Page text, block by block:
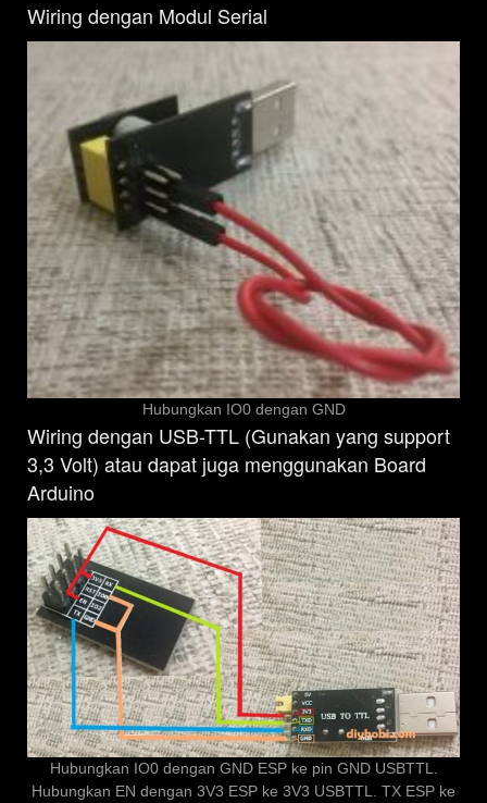
Wiring dengan Modul Serial
Hubungkan IO0 dengan GND
Wiring dengan USB-TTL (Gunakan yang support
3,3 Volt) atau dapat juga menggunakan Board
Arduino
Hubungkan IO0 dengan GND ESP ke pin GND USBTTL.
Hubungkan EN dengan 3V3 ESP ke 3V3 USBTTL. TX ESP ke